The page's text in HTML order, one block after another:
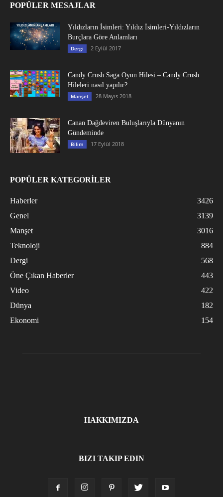
POPÜLER MESAJLAR
Yıldızların İsimleri: Yıldız İsimleri-Yıldızların
Burçlara Göre Anlamları
Dergi 2 Eylül 2017
Candy Crush Saga Oyun Hilesi – Candy Crush
Hileleri nasıl yapılır?
Manşet 28 Mayıs 2018
Canan Dağdeviren Buluşlarıyla Dünyanın
Gündeminde
Bilim 17 Eylül 2018
POPÜLER KATEGORİLER
Haberler
3426
Genel
3139
Manşet
3016
Teknoloji
884
Dergi
568
Öne Çıkan Haberler
443
Video
422
Dünya
182
Ekonomi
154
HAKKIMIZDA
BIZI TAKIP EDIN